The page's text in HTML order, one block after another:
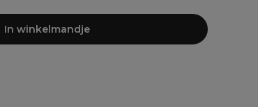
In winkelmandje